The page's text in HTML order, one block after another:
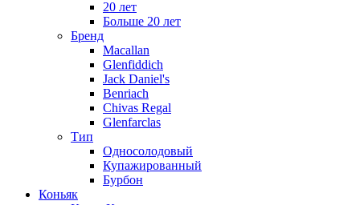
20 лет
Больше 20 лет
Бренд
Macallan
Glenfiddich
Jack Daniel's
Benriach
Chivas Regal
Glenfarclas
Тип
Односолодовый
Купажированный
Бурбон
Коньяк